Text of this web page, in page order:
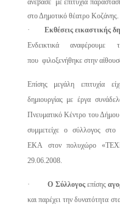
ανέβασε με επιτυχία
στο Δημοτικό θέατρο Κοζάνης.
· Εκθέσεις εικαστικής
Ενδεικτικά
που φιλοξενήθηκε στην
Επίσης μεγάλη επιτυχία
δημιουργίας με έργα
Πνευματικό Κέντρο του
συμμετείχε ο σύλλογος στο
ΕΚΑ στον πολυχώρο
29.06.2008.
·Ο Σύλλογος επίσης
και παρέχει την δυνατότητα